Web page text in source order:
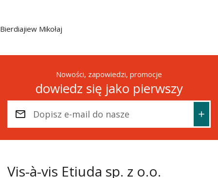
Bierdiajiew Mikołaj
Nowości, zapowiedzi, promocje
dowiedz się jako pierwszy
Vis-à-vis Etiuda sp. z o.o.